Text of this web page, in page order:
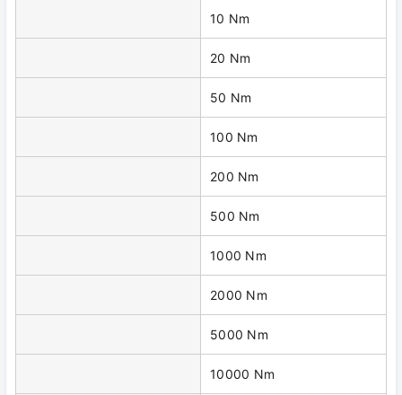
10 Nm
20 Nm
50 Nm
100 Nm
200 Nm
500 Nm
1000 Nm
2000 Nm
5000 Nm
10000 Nm